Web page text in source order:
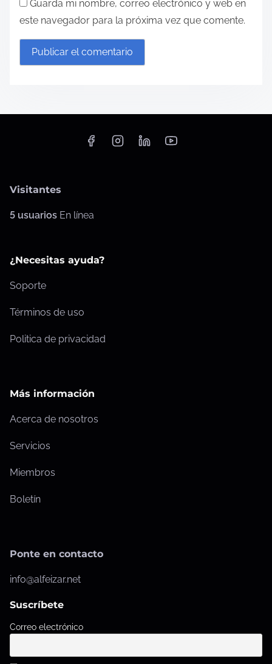
Guarda mi nombre, correo electrónico y web en
este navegador para la próxima vez que comente.
Visitantes
5 usuarios En línea
¿Necesitas ayuda?
Soporte
Términos de uso
Politica de privacidad
Más información
Acerca de nosotros
Servicios
Miembros
Boletín
Ponte en contacto
info@alfeizar.net
Suscríbete
Correo electrónico